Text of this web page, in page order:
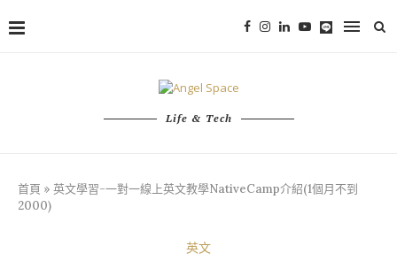
Life & Tech
首頁 » 英文學習-一對一線上英文教學NativeCamp介紹(1個月不到
2000)
英文